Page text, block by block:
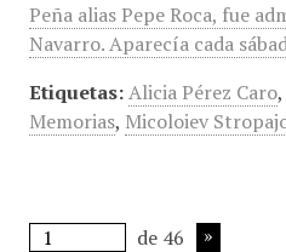
Peña alias Pepe Roca, fue
Navarro. Aparecía cada
Etiquetas: Alicia Pérez Caro,
Memorias, Micoloiev
de 46